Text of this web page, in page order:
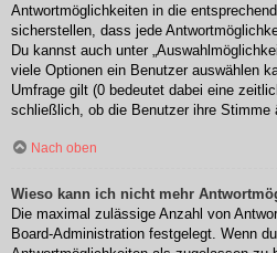
Antwortmöglichkeiten in die
sicherstellen, dass jede
Du kannst auch unter
viele Optionen ein Benutzer auswählen
Umfrage gilt (0 bedeutet dabei eine
schließlich, ob die Benutzer ihre Stimme
Nach oben
Wieso kann ich nicht mehr
Die maximal zulässige Anzahl von
Board-Administration festgelegt. Wenn